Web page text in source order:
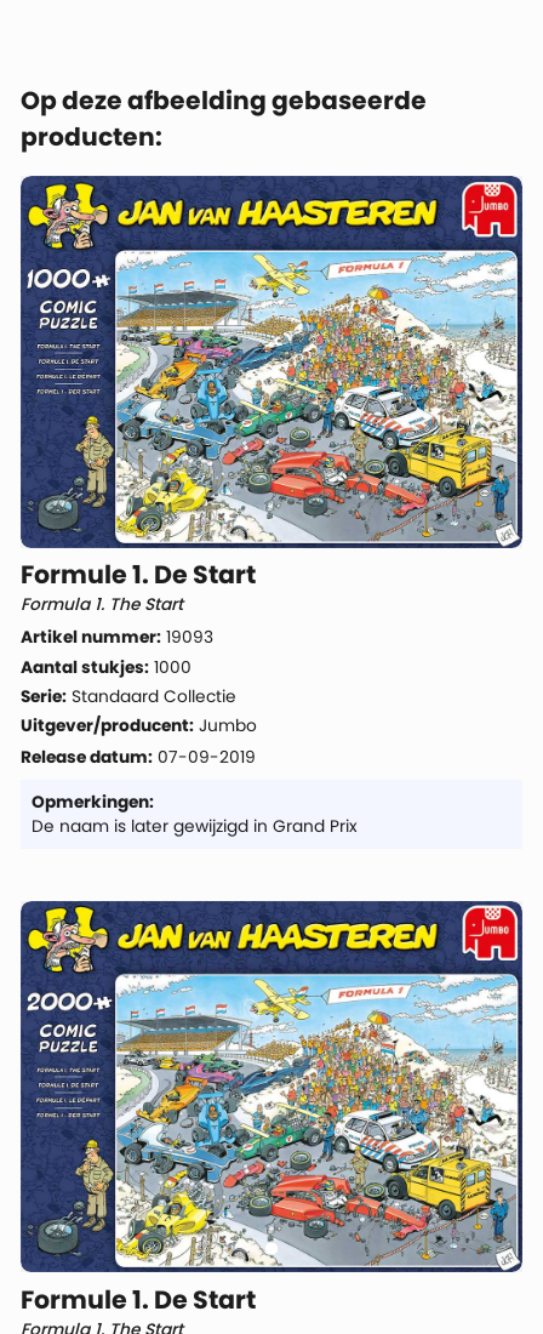
Op deze afbeelding gebaseerde
producten:
Formule 1. De Start
Formula 1. The Start
Artikel nummer: 19093
Aantal stukjes: 1000
Serie: Standaard Collectie
Uitgever/producent: Jumbo
Release datum: 07-09-2019
Opmerkingen:
De naam is later gewijzigd in Grand Prix
Formule 1. De Start
Formula 1. The Start